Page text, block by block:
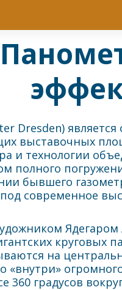
Dresden) является
выставочных
и технологии
полного
бывшего
современное
Ядегаром
круговых
на
«внутри»
градусов